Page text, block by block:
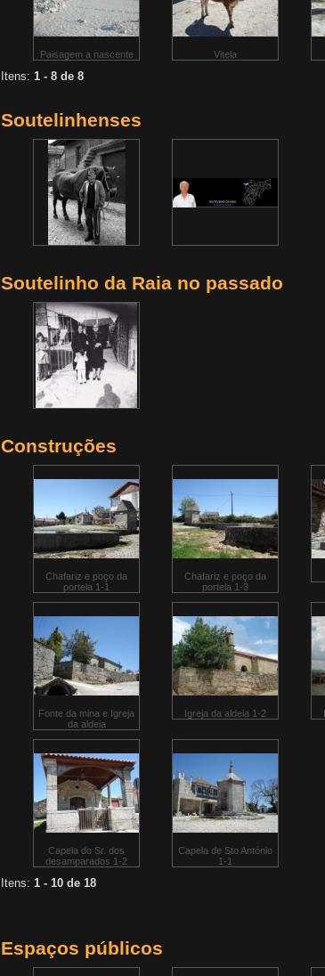
Paisagem a nascente Vitela
Itens: 1 - 8 de 8
Soutelinhenses
Soutelinho da Raia no passado
Construções
Chafariz e poço da
portela 1-1
Chafariz e poço da
portela 1-3
Fonte da mina e Igreja
da aldeia
Igreja da aldeia 1-2
Capela do Sr. dos
desamparados 1-2
Capela de Sto António
1-1
Itens: 1 - 10 de 18
Espaços públicos